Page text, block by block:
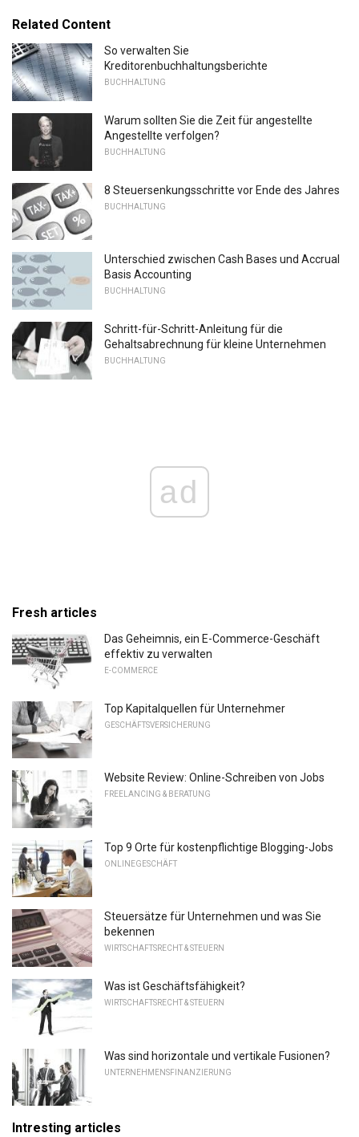
Related Content
So verwalten Sie
Kreditorenbuchhaltungsberichte
BUCHHALTUNG
Warum sollten Sie die Zeit für angestellte
Angestellte verfolgen?
BUCHHALTUNG
8 Steuersenkungsschritte vor Ende des Jahres
BUCHHALTUNG
Unterschied zwischen Cash Bases und Accrual
Basis Accounting
BUCHHALTUNG
Schritt-für-Schritt-Anleitung für die
Gehaltsabrechnung für kleine Unternehmen
BUCHHALTUNG
ad
Fresh articles
Das Geheimnis, ein E-Commerce-Geschäft
effektiv zu verwalten
E-COMMERCE
Top Kapitalquellen für Unternehmer
GESCHÄFTSVERSICHERUNG
Website Review: Online-Schreiben von Jobs
FREELANCING & BERATUNG
Top 9 Orte für kostenpflichtige Blogging-Jobs
ONLINEGESCHÄFT
Steuersätze für Unternehmen und was Sie
bekennen
WIRTSCHAFTSRECHT & STEUERN
Was ist Geschäftsfähigkeit?
WIRTSCHAFTSRECHT & STEUERN
Was sind horizontale und vertikale Fusionen?
UNTERNEHMENSFINANZIERUNG
Intresting articles